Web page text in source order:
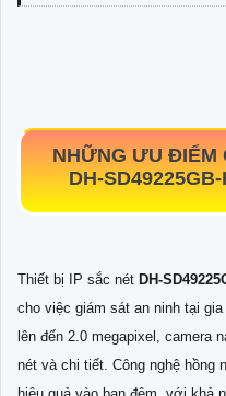
NHỮNG ƯU ĐIỂM
DH-SD49225GB-
Thiết bị IP sắc nét DH-
cho việc giám sát an ninh tại
lên đến 2.0 megapixel, camera
nét và chi tiết. Công nghệ hồng